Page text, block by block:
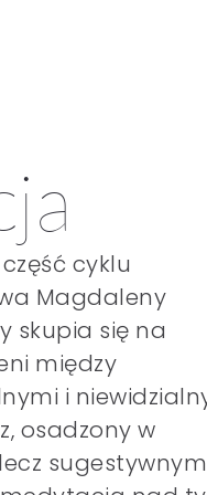
cyklu
Magdaleny
skupia się na
między
i
osadzony w
sugestywnym